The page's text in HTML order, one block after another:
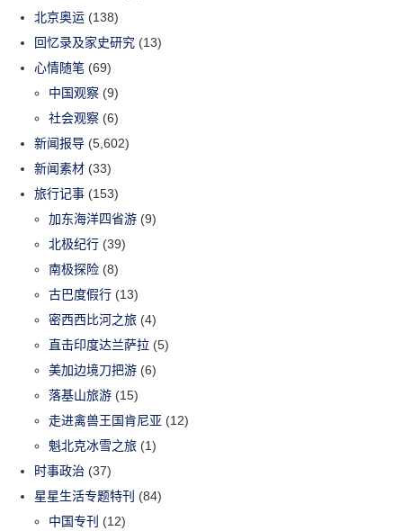
北京奥运 (138)
回忆录及家史研究 (13)
心情随笔 (69)
中国观察 (9)
社会观察 (6)
新闻报导 (5,602)
新闻素材 (33)
旅行记事 (153)
加东海洋四省游 (9)
北极纪行 (39)
南极探险 (8)
古巴度假行 (13)
密西西比河之旅 (4)
直击印度达兰萨拉 (5)
美加边境刀把游 (6)
落基山旅游 (15)
走进禽兽王国肯尼亚 (12)
魁北克冰雪之旅 (1)
时事政治 (37)
星星生活专题特刊 (84)
中国专刊 (12)